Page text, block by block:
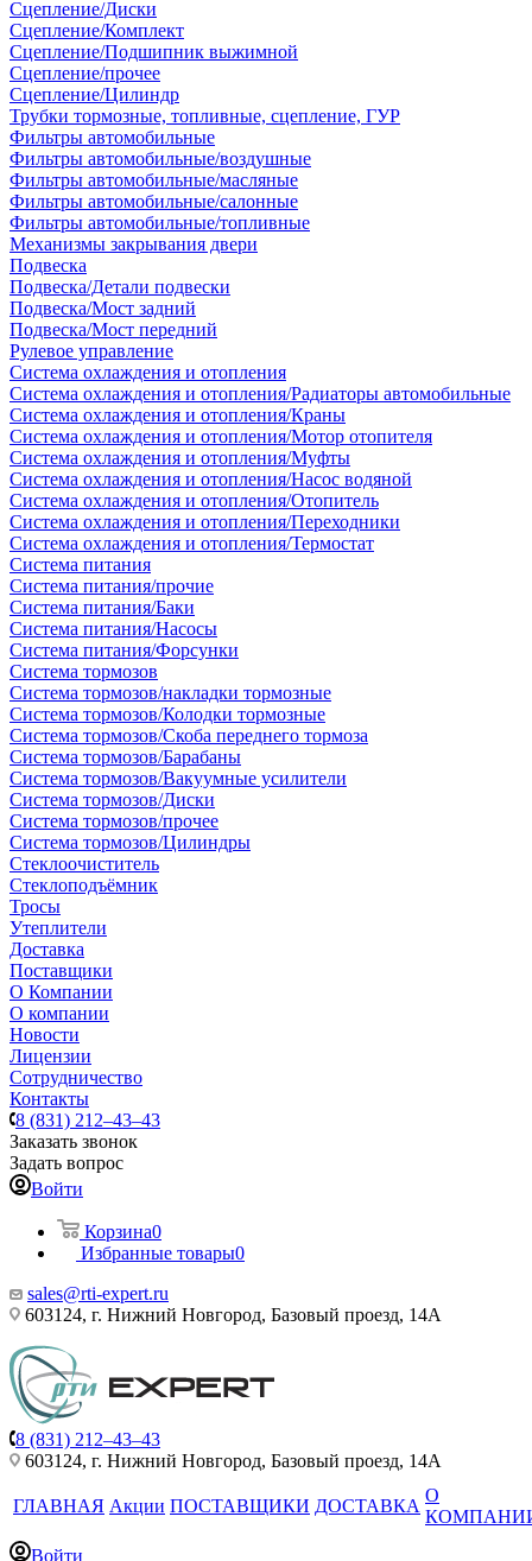
Сцепление/Диски
Сцепление/Комплект
Сцепление/Подшипник выжимной
Сцепление/прочее
Сцепление/Цилиндр
Трубки тормозные, топливные, сцепление, ГУР
Фильтры автомобильные
Фильтры автомобильные/воздушные
Фильтры автомобильные/масляные
Фильтры автомобильные/салонные
Фильтры автомобильные/топливные
Механизмы закрывания двери
Подвеска
Подвеска/Детали подвески
Подвеска/Мост задний
Подвеска/Мост передний
Рулевое управление
Система охлаждения и отопления
Система охлаждения и отопления/Радиаторы автомобильные
Система охлаждения и отопления/Краны
Система охлаждения и отопления/Мотор отопителя
Система охлаждения и отопления/Муфты
Система охлаждения и отопления/Насос водяной
Система охлаждения и отопления/Отопитель
Система охлаждения и отопления/Переходники
Система охлаждения и отопления/Термостат
Система питания
Система питания/прочие
Система питания/Баки
Система питания/Насосы
Система питания/Форсунки
Система тормозов
Система тормозов/накладки тормозные
Система тормозов/Колодки тормозные
Система тормозов/Скоба переднего тормоза
Система тормозов/Барабаны
Система тормозов/Вакуумные усилители
Система тормозов/Диски
Система тормозов/прочее
Система тормозов/Цилиндры
Стеклоочиститель
Стеклоподъёмник
Тросы
Утеплители
Доставка
Поставщики
О Компании
О компании
Новости
Лицензии
Сотрудничество
Контакты
8 (831) 212–43–43
Заказать звонок
Задать вопрос
Войти
Корзина0
Избранные товары0
sales@rti-expert.ru
603124, г. Нижний Новгород, Базовый проезд, 14А
8 (831) 212–43–43
603124, г. Нижний Новгород, Базовый проезд, 14А
ГЛАВНАЯ Акции ПОСТАВЩИКИ ДОСТАВКА
О
Войти